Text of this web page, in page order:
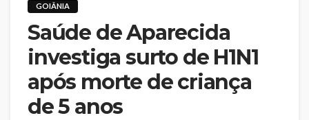
GOIÂNIA
Saúde de Aparecida
investiga surto de H1N1
após morte de criança
de 5 anos